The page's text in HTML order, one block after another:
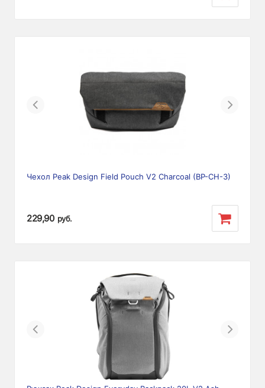
Previous Next
Чехол Peak Design Field Pouch V2 Charcoal (BP-CH-3)
229,90 руб.
Previous Next